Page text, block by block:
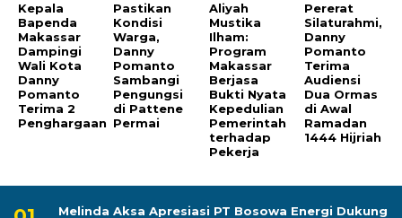
Kepala
Bapenda
Makassar
Dampingi
Wali Kota
Danny
Pomanto
Terima 2
Penghargaan
Pastikan
Kondisi
Warga,
Danny
Pomanto
Sambangi
Pengungsi
di Pattene
Permai
Aliyah
Mustika
Ilham:
Program
Makassar
Berjasa
Bukti Nyata
Kepedulian
Pemerintah
terhadap
Pekerja
Pererat
Silaturahmi,
Danny
Pomanto
Terima
Audiensi
Dua Ormas
di Awal
Ramadan
1444 Hijriah
Melinda Aksa Apresiasi PT Bosowa Energi Dukung